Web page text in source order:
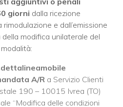
giorni dalla ricezione
rimodulazione e dall’emissione
modifica unilaterale del
A/R a Servizio Clienti
190 – 10015 Ivrea (TO)
“Modifica delle condizioni